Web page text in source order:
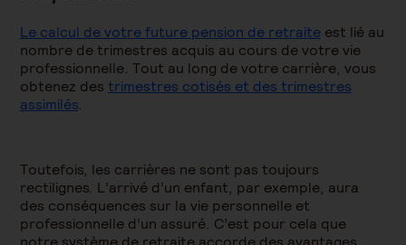
Le calcul de votre future pension de retraite est lié au
nombre de trimestres acquis au cours de votre vie
professionnelle. Tout au long de votre carrière, vous
obtenez des trimestres cotisés et des trimestres
assimilés.
Toutefois, les carrières ne sont pas toujours
rectilignes. L’arrivé d’un enfant, par exemple, aura
des conséquences sur la vie personnelle et
professionnelle d’un assuré. C’est pour cela que